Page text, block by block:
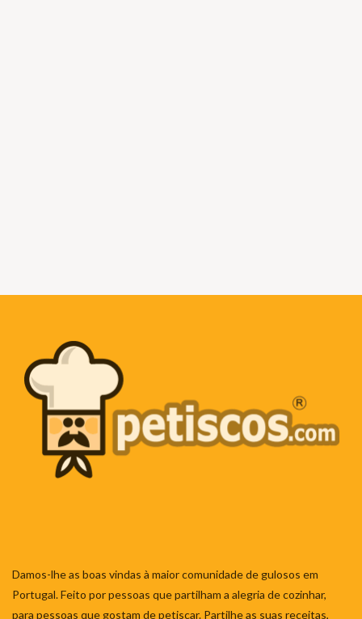
Damos-lhe as boas vindas à maior comunidade de gulosos em
Portugal. Feito por pessoas que partilham a alegria de cozinhar,
para pessoas que gostam de petiscar. Partilhe as suas receitas,